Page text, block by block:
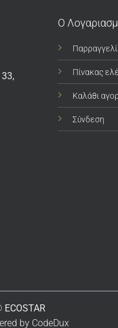
Ο
Πίνακας
Καλάθι
Σύνδεση
ECOSTAR
by CodeDux